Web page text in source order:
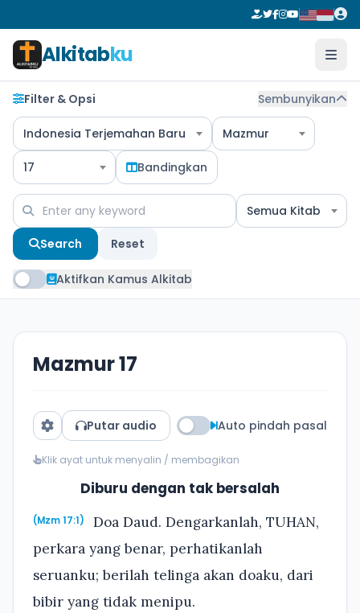
Alkitabku
Filter & Opsi Sembunyikan
Indonesia Terjemahan Baru Mazmur
17 Bandingkan
Semua Kitab
Search Reset
Aktifkan Kamus Alkitab
Mazmur 17
Putar audio Auto pindah pasal
Klik ayat untuk menyalin / membagikan
Diburu dengan tak bersalah
(Mzm 17:1)
Doa Daud. Dengarkanlah, TUHAN,
perkara yang benar, perhatikanlah
seruanku; berilah telinga akan doaku, dari
bibir yang tidak menipu.